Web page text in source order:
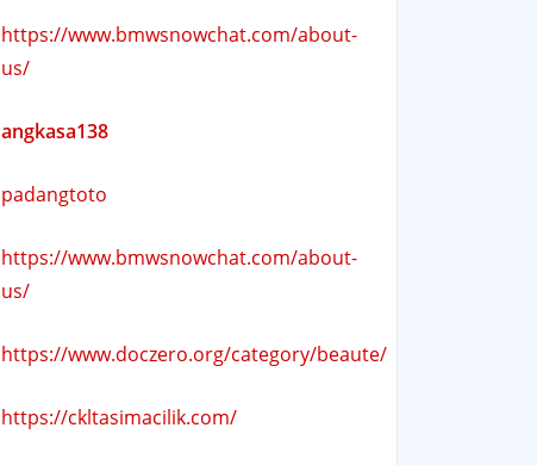
https://www.bmwsnowchat.com/about-
us/
angkasa138
padangtoto
https://www.bmwsnowchat.com/about-
us/
https://www.doczero.org/category/beaute/
https://ckltasimacilik.com/